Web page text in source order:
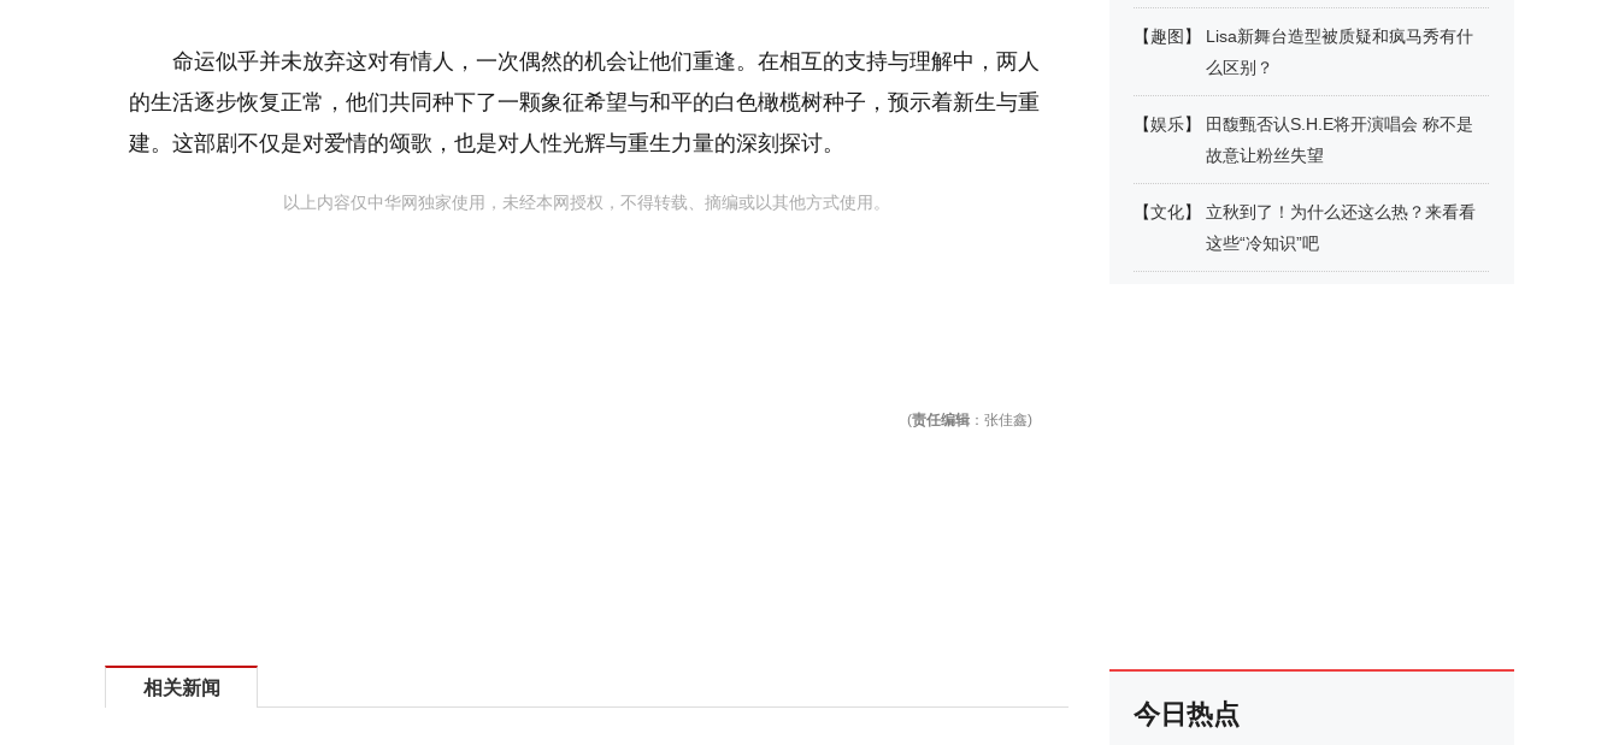
命运似乎并未放弃这对有情人，一次偶然的机会让他们重逢。在相互的支持与理解中，两人
的生活逐步恢复正常，他们共同种下了一颗象征希望与和平的白色橄榄树种子，预示着新生与重
建。这部剧不仅是对爱情的颂歌，也是对人性光辉与重生力量的深刻探讨。
以上内容仅中华网独家使用，未经本网授权，不得转载、摘编或以其他方式使用。
(责任编辑 ：张佳鑫)
相关新闻
【趣图 】
Lisa新舞台造型被质疑和疯马秀有什
么区别？
【娱乐】
田馥甄否认S.H.E将开演唱会 称不是
故意让粉丝失望
【文化】
立秋到了！为什么还这么热？来看看
这些“冷知识”吧
今日热点